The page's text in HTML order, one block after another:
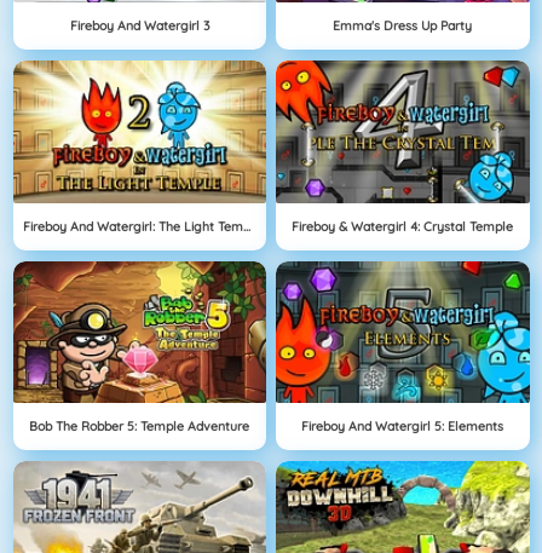
Fireboy And Watergirl 3 Emma's Dress Up Party
Fireboy And Watergirl: The Light Temple Fireboy & Watergirl 4: Crystal Temple
Bob The Robber 5: Temple Adventure Fireboy And Watergirl 5: Elements